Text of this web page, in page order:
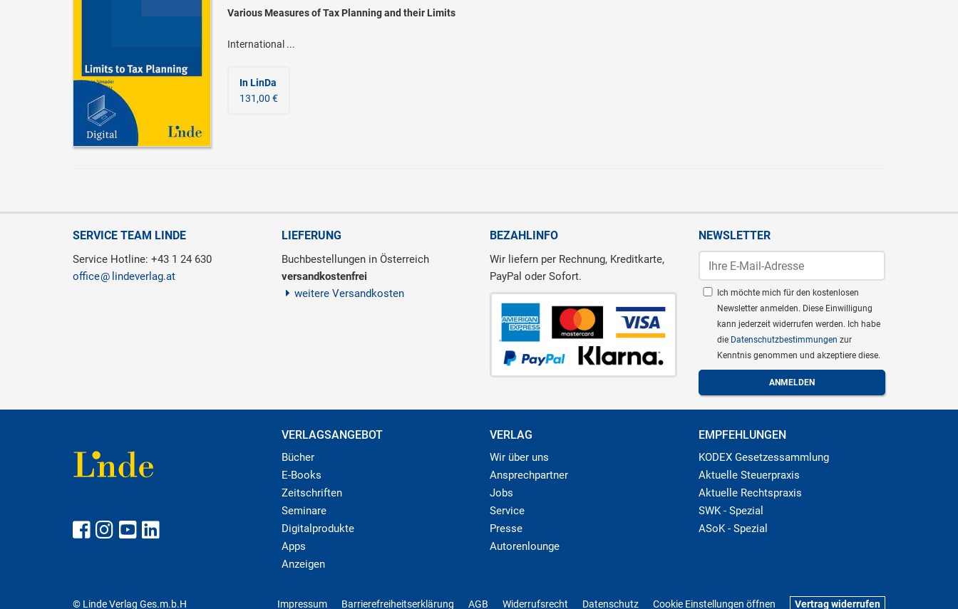
Various Measures of Tax Planning and their Limits
International ...
In LinDa
131,00 €
SERVICE TEAM LINDE
Service Hotline: +43 1 24 630
office
lindeverlag.at
LIEFERUNG
Buchbestellungen in Österreich
versandkostenfrei
weitere Versandkosten
BEZAHLINFO
Wir liefern per Rechnung, Kreditkarte,
PayPal oder Sofort.
NEWSLETTER
Ich möchte mich für den kostenlosen
Newsletter anmelden. Diese Einwilligung
kann jederzeit widerrufen werden. Ich habe
die Datenschutzbestimmungen zur
Kenntnis genommen und akzeptiere diese.
VERLAGSANGEBOT
Bücher
E-Books
Zeitschriften
Seminare
Digitalprodukte
Apps
Anzeigen
VERLAG
Wir über uns
Ansprechpartner
Jobs
Service
Presse
Autorenlounge
EMPFEHLUNGEN
KODEX Gesetzessammlung
Aktuelle Steuerpraxis
Aktuelle Rechtspraxis
SWK - Spezial
ASoK - Spezial
© Linde Verlag Ges.m.b.H Impressum Barrierefreiheitserklärung AGB Widerrufsrecht Datenschutz Cookie Einstellungen öffnen Vertrag widerrufen